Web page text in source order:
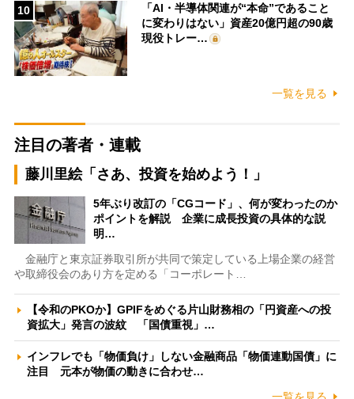
10
「AI・半導体関連が“本命”であること
に変わりはない」資産20億円超の90歳
現役トレー…
一覧を見る
注目の著者・連載
藤川里絵「さあ、投資を始めよう！」
5年ぶり改訂の「CGコード」、何が変わったのか
ポイントを解説 企業に成長投資の具体的な説
明…
金融庁と東京証券取引所が共同で策定している上場企業の経営
や取締役会のあり方を定める「コーポレート…
【令和のPKOか】GPIFをめぐる片山財務相の「円資産への投
資拡大」発言の波紋 「国債重視」…
インフレでも「物価負け」しない金融商品「物価連動国債」に
注目 元本が物価の動きに合わせ…